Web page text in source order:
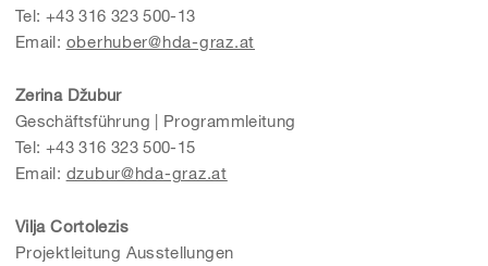
Tel: +43 316 323 500-13
Email: oberhuber@hda-graz.at
Zerina Džubur
Geschäftsführung | Programmleitung
Tel: +43 316 323 500-15
Email: dzubur@hda-graz.at
Vilja Cortolezis
Projektleitung Ausstellungen